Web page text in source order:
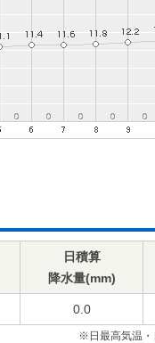
日積算
降水量(mm)
0.0
※日最高気温・